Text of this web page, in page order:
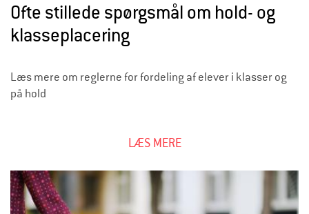
Ofte stillede spørgsmål om hold- og
klasseplacering
Læs mere om reglerne for fordeling af elever i klasser og
på hold
LÆS MERE